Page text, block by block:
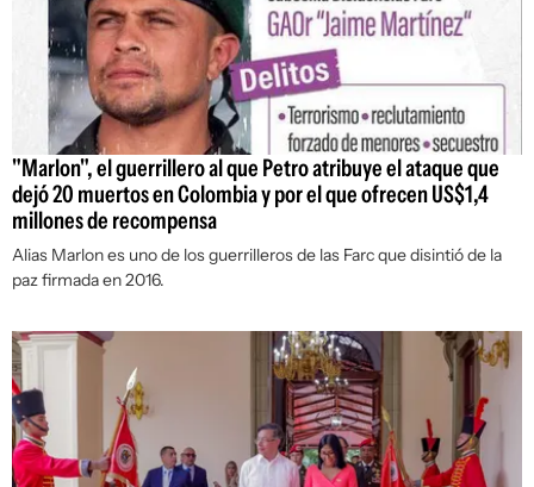
"Marlon", el guerrillero al que Petro atribuye el ataque que
dejó 20 muertos en Colombia y por el que ofrecen US$1,4
millones de recompensa
Alias Marlon es uno de los guerrilleros de las Farc que disintió de la
paz firmada en 2016.